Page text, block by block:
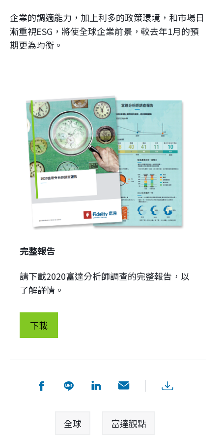
企業的調適能力，加上利多的政策環境，和市場日
漸重視ESG，將使全球企業前景，較去年1月的預
期更為均衡。
完整報告
請下載2020富達分析師調查的完整報告，以
了解詳情。
全球 富達觀點